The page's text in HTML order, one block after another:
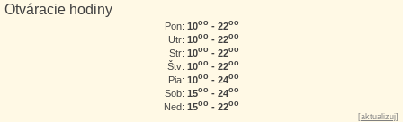
Otváracie hodiny
Pon: 10oo - 22oo
Utr: 10oo - 22oo
Str: 10oo - 22oo
Štv: 10oo - 22oo
Pia: 10oo - 24oo
Sob: 15oo - 24oo
Ned: 15oo - 22oo
[aktualizuj]